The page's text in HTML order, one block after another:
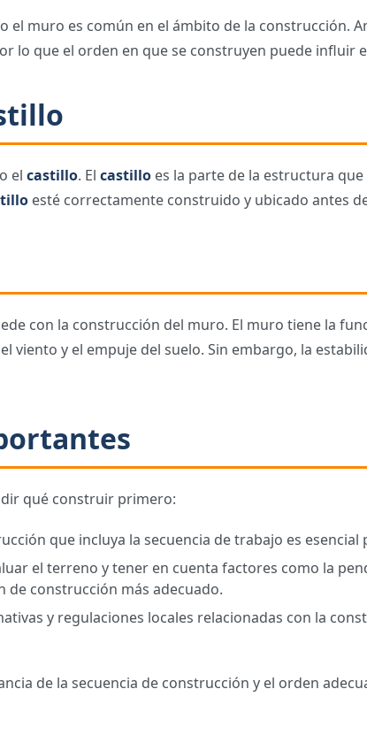
o el muro es común en el ámbito de la construcción.
lo que el orden en que se construyen puede influir
el castillo. El castillo es la parte de la estructura
esté correctamente construido y ubicado antes
con la construcción del muro. El muro tiene la
viento y el empuje del suelo. Sin embargo, la
qué construir primero:
que incluya la secuencia de trabajo es
el terreno y tener en cuenta factores como la
construcción más adecuado.
y regulaciones locales relacionadas con la
de la secuencia de construcción y el orden